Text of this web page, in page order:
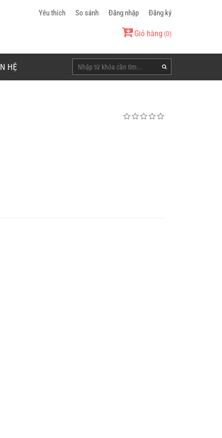
Yêu thích So sánh Đăng nhập Đăng ký
Giỏ hàng (0)
HỆ